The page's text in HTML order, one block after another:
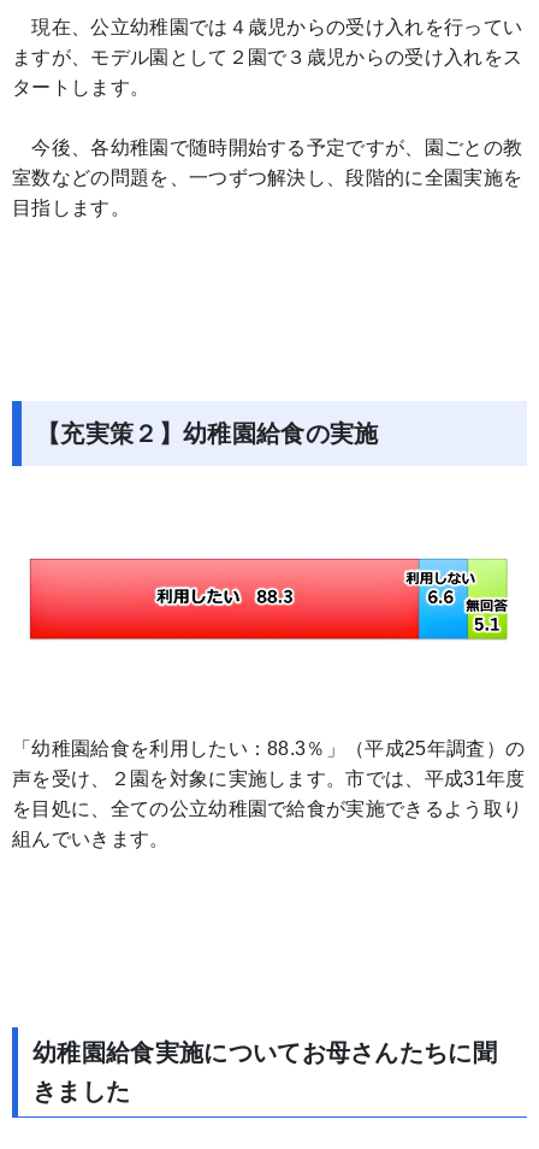
現在、公立幼稚園では４歳児からの受け入れを行ってい
ますが、モデル園として２園で３歳児からの受け入れをス
タートします。
今後、各幼稚園で随時開始する予定ですが、園ごとの教
室数などの問題を、一つずつ解決し、段階的に全園実施を
目指します。
【充実策２】幼稚園給食の実施
「幼稚園給食を利用したい：88.3％」（平成25年調査）の
声を受け、２園を対象に実施します。市では、平成31年度
を目処に、全ての公立幼稚園で給食が実施できるよう取り
組んでいきます。
幼稚園給食実施についてお母さんたちに聞
きました